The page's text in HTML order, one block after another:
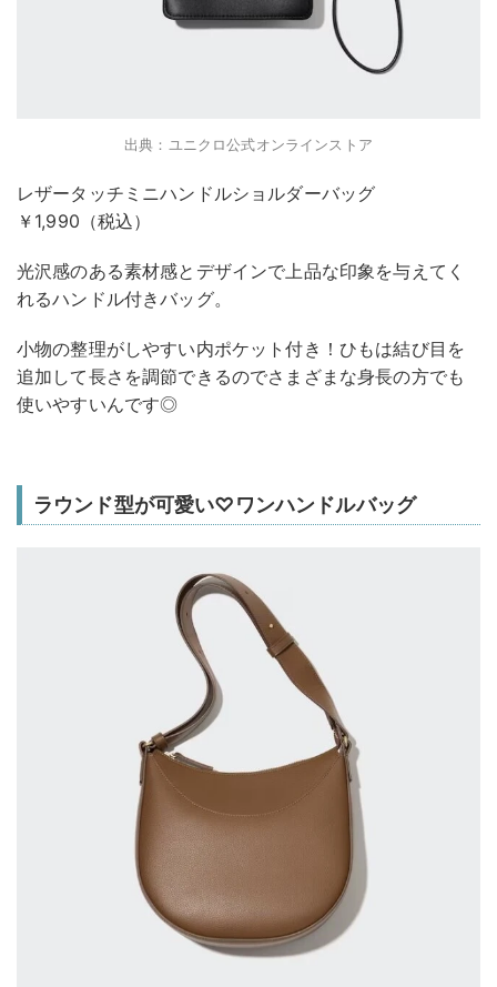
出典：ユニクロ公式オンラインストア
レザータッチミニハンドルショルダーバッグ
￥1,990（税込）
光沢感のある素材感とデザインで上品な印象を与えてく
れるハンドル付きバッグ。
小物の整理がしやすい内ポケット付き！ひもは結び目を
追加して長さを調節できるのでさまざまな身長の方でも
使いやすいんです◎
ラウンド型が可愛い♡ワンハンドルバッグ